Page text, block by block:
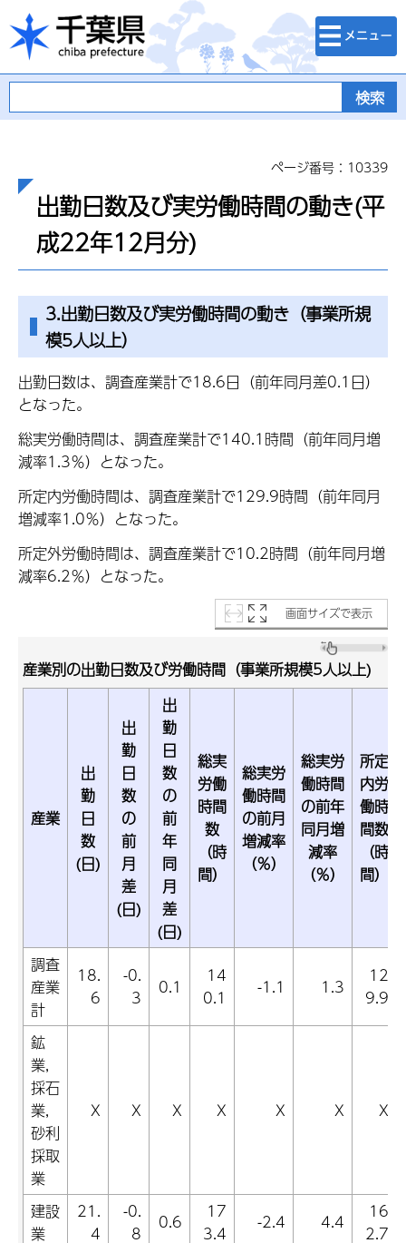
千葉県
検索・メニュ
ー
ページ番号：10339
出勤日数及び実労働時間の動き(平
成22年12月分)
3.出勤日数及び実労働時間の動き（事業所規
模5人以上）
出勤日数は、調査産業計で18.6日（前年同月差0.1日）
となった。
総実労働時間は、調査産業計で140.1時間（前年同月増
減率1.3％）となった。
所定内労働時間は、調査産業計で129.9時間（前年同月
増減率1.0％）となった。
所定外労働時間は、調査産業計で10.2時間（前年同月増
減率6.2％）となった。
画面サイズで表示
産業別の出勤日数及び労働時間（事業所規模5人以上)
産業
出
勤
日
数
(日)
出
勤
日
数
の
前
月
差
(日)
出
勤
日
数
の
前
年
同
月
差
(日)
総実
労働
時間
数
（時
間）
総実労
働時間
の前月
増減率
（％）
総実労
働時間
の前年
同月増
減率
（％）
所定
内労
働時
間数
（時
間）
調査
産業
計
18.
6
-0.
3
0.1
14
0.1
-1.1 1.3
12
9.9
鉱
業,
採石
業,
砂利
採取
業
X X X X X X X
建設
業
21.
4
-0.
8
0.6
17
3.4
-2.4 4.4
16
2.7